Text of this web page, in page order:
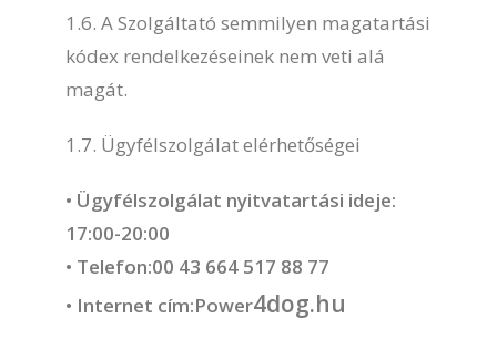
1.6. A Szolgáltató semmilyen magatartási
kódex rendelkezéseinek nem veti alá
magát.
1.7. Ügyfélszolgálat elérhetőségei
• Ügyfélszolgálat nyitvatartási ideje:
17:00-20:00
• Telefon:00 43 664 517 88 77
• Internet cím:Power4dog.hu